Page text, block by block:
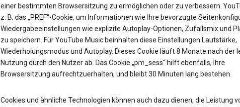
einer bestimmten Browsersitzung zu ermöglichen oder zu verbessern.
z. B. das „PREF“-Cookie, um Informationen wie Ihre bevorzugte
Wiedergabeeinstellungen wie explizite Autoplay-Optionen, Zufallsmix und
zu speichern. Für YouTube Music beinhalten diese Einstellungen Lautstärke,
Wiederholungsmodus und Autoplay. Dieses Cookie läuft 8 Monate nach der
Nutzung durch den Nutzer ab. Das Cookie „pm_sess“ hilft ebenfalls, Ihre
Browsersitzung aufrechtzuerhalten, und bleibt 30 Minuten lang bestehen.
Cookies und ähnliche Technologien können auch dazu dienen, die Leistung